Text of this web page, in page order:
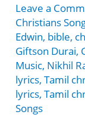
Leave a
Christians
Edwin, bible,
Giftson Durai,
Music, Nikhil
lyrics,Tamil
lyrics,Tamil
Songs